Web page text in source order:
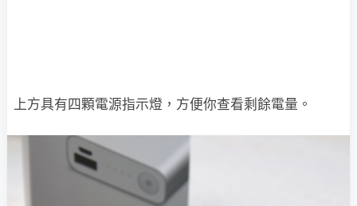
上方具有四顆電源指示燈，方便你查看剩餘電量。